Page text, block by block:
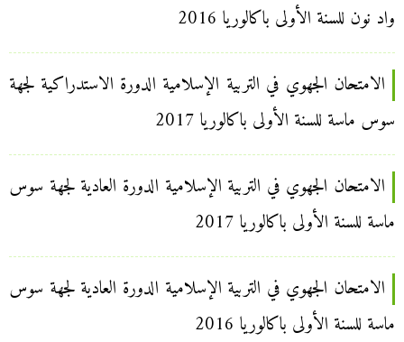
واد نون للسنة الأولى باكالوريا 2016
الامتحان الجهوي في التربية الإسلامية الدورة الاستدراكية لجهة
سوس ماسة للسنة الأولى باكالوريا 2017
الامتحان الجهوي في التربية الإسلامية الدورة العادية لجهة سوس
ماسة للسنة الأولى باكالوريا 2017
الامتحان الجهوي في التربية الإسلامية الدورة العادية لجهة سوس
ماسة للسنة الأولى باكالوريا 2016